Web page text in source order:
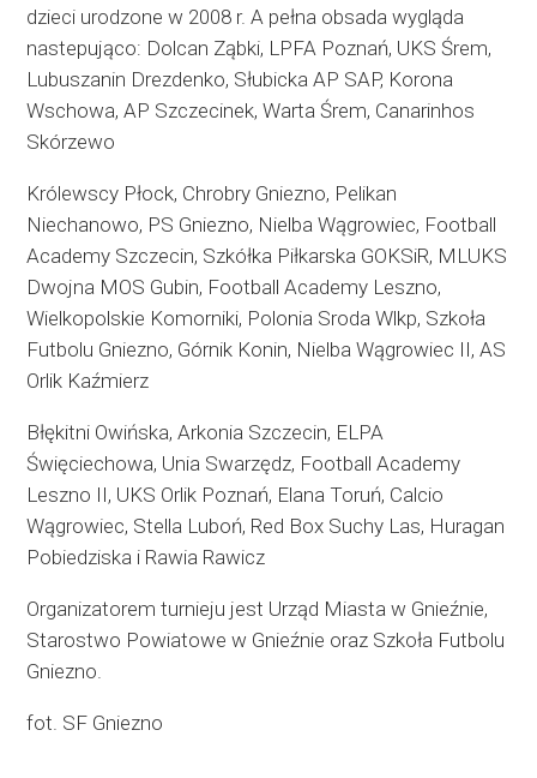
dzieci urodzone w 2008 r. A pełna obsada wygląda
nastepująco: Dolcan Ząbki, LPFA Poznań, UKS Śrem,
Lubuszanin Drezdenko, Słubicka AP SAP, Korona
Wschowa, AP Szczecinek, Warta Śrem, Canarinhos
Skórzewo
Królewscy Płock, Chrobry Gniezno, Pelikan
Niechanowo, PS Gniezno, Nielba Wągrowiec, Football
Academy Szczecin, Szkółka Piłkarska GOKSiR, MLUKS
Dwojna MOS Gubin, Football Academy Leszno,
Wielkopolskie Komorniki, Polonia Sroda Wlkp, Szkoła
Futbolu Gniezno, Górnik Konin, Nielba Wągrowiec II, AS
Orlik Kaźmierz
Błękitni Owińska, Arkonia Szczecin, ELPA
Święciechowa, Unia Swarzędz, Football Academy
Leszno II, UKS Orlik Poznań, Elana Toruń, Calcio
Wągrowiec, Stella Luboń, Red Box Suchy Las, Huragan
Pobiedziska i Rawia Rawicz
Organizatorem turnieju jest Urząd Miasta w Gnieźnie,
Starostwo Powiatowe w Gnieźnie oraz Szkoła Futbolu
Gniezno.
fot. SF Gniezno